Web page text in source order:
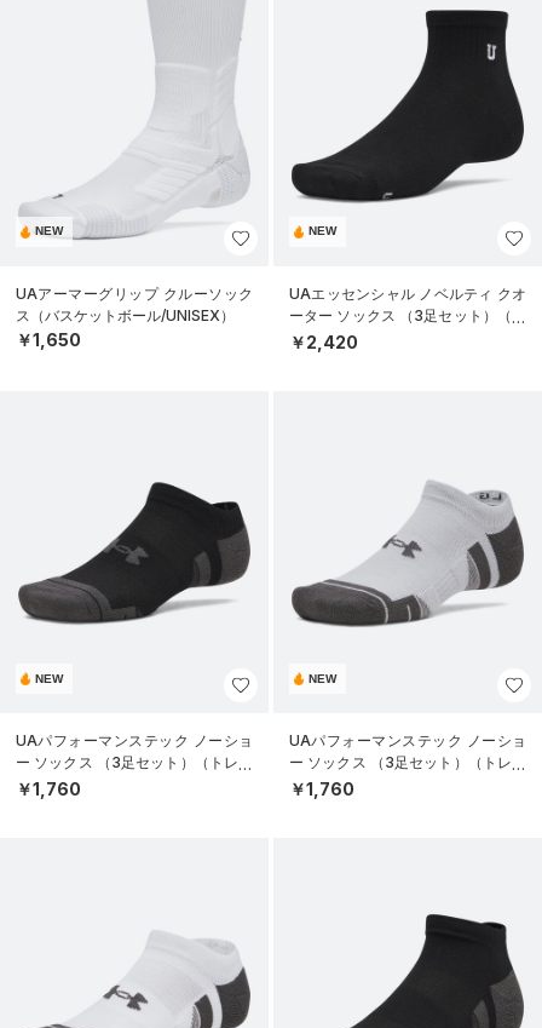
NEW
UAアーマーグリップ クルーソック
ス（バスケットボール/UNISEX）
￥1,650
NEW
UAエッセンシャル ノベルティ クオ
ーター ソックス （3足セット）（ラ
イフスタイル/UNISEX）
￥2,420
NEW
UAパフォーマンステック ノーショ
ー ソックス （3足セット）（トレー
ニング/UNISEX）
￥1,760
NEW
UAパフォーマンステック ノーショ
ー ソックス （3足セット）（トレー
ニング/UNISEX）
￥1,760